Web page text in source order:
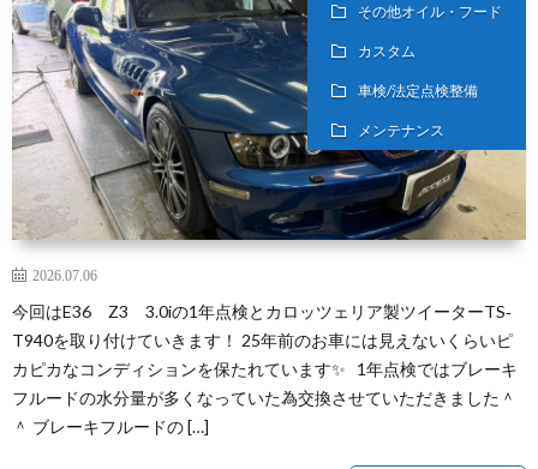
車
検！
その他オイル・フード
カスタム
車検/法定点検整備
メンテナンス
2026.07.06
今回はE36 Z3 3.0iの1年点検とカロッツェリア製ツイーターTS‐
T940を取り付けていきます！ 25年前のお車には見えないくらいピ
カピカなコンディションを保たれています✨ 1年点検ではブレーキ
フルードの水分量が多くなっていた為交換させていただきました＾
＾ ブレーキフルードの […]